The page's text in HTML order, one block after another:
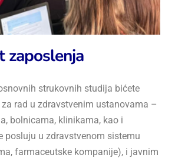
zaposlenja
strukovnih studija bićete
rad u zdravstvenim ustanovama –
bolnicama, klinikama, kao i
posluju u zdravstvenom sistemu
farmaceutske kompanije), i javnim